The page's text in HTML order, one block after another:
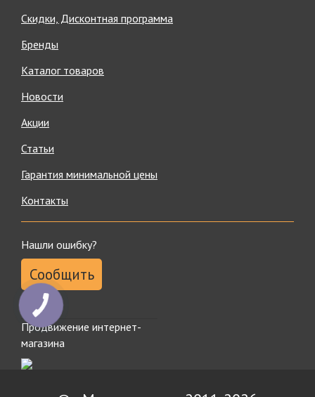
Скидки, Дисконтная программа
Бренды
Каталог товаров
Новости
Акции
Статьи
Гарантия минимальной цены
Контакты
Нашли ошибку?
Сообщить
Продвижение интернет-
магазина